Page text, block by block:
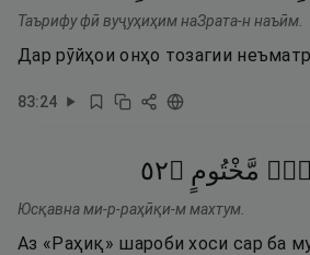
Таърифу фӣ вуҷуҳиҳим наЗрата-н наъӣм.
Дар рӯйҳои онҳо тозагии
83:24
مَّخْتُومٍ ۝٢٥
Юсқавна ми-р-раҳӣқи-м махтум.
Аз «Раҳиқ» шароби хоси сар ба